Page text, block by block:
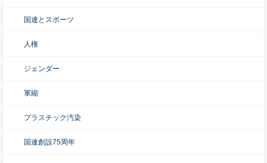
国連とスポーツ
人権
ジェンダー
軍縮
プラスチック汚染
国連創設75周年